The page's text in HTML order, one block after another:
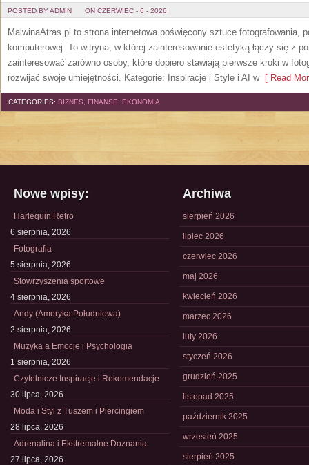
POSTED BY ADMIN ON CZERWIEC - 6 - 2026
MalwinaAtras.pl to strona internetowa poświęcony sztuce fotografowania,
komputerowej. To witryna, w której zainteresowanie estetyką łączy się z
zainteresować zarówno osoby, które dopiero stawiają pierwsze kroki w
rozwijać swoje umiejętności. Kategorie: Inspiracje i Style i AI w[ Read
CATEGORIES: BIZNES, FINANSE, EKONOMIA
Nowe wpisy:
Harlequin Retro
6 sierpnia, 2026
Fotografia
5 sierpnia, 2026
Stowrzyszenia sportowe
4 sierpnia, 2026
Andy (Ameryka Południowa)
2 sierpnia, 2026
Muzyka a Emocje i Psychologia
1 sierpnia, 2026
Czytelnicze Inspiracje i Rekomendacje
30 lipca, 2026
Moda i Styl z Tuszem i Piercingiem
28 lipca, 2026
Adrenalina i Ekstremalne Doznania
27 lipca, 2026
Archiwa
sierpień 2026
lipiec 2026
czerwiec 2026
maj 2026
kwiecień 2026
marzec 2026
luty 2026
styczeń 2026
grudzień 2025
listopad 2025
październik 2025
wrzesień 2025
sierpień 2025